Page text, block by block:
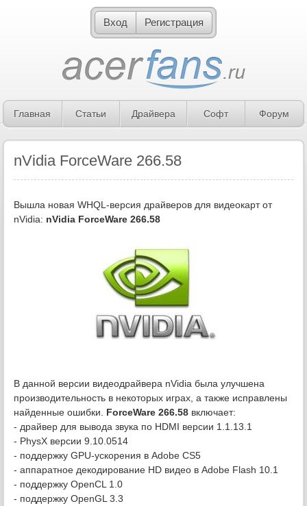
Вход Регистрация
Главная Статьи Драйвера Софт Форум
nVidia ForceWare 266.58
Вышла новая WHQL-версия драйверов для видеокарт от
nVidia: nVidia ForceWare 266.58
В данной версии видеодрайвера nVidia была улучшена
производительность в некоторых играх, а также исправлены
найденные ошибки. ForceWare 266.58 включает:
- драйвер для вывода звука по HDMI версии 1.1.13.1
- PhysX версии 9.10.0514
- поддержку GPU-ускорения в Adobe CS5
- аппаратное декодирование HD видео в Adobe Flash 10.1
- поддержку OpenCL 1.0
- поддержку OpenGL 3.3